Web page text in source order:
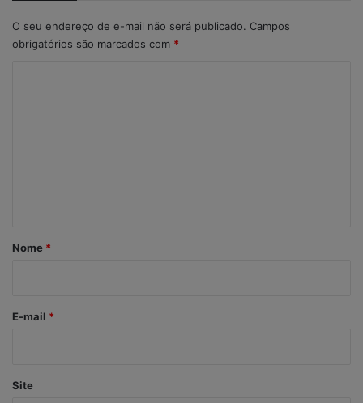
O seu endereço de e-mail não será publicado. Campos
obrigatórios são marcados com *
r
*
Nome *
E-mail *
Site